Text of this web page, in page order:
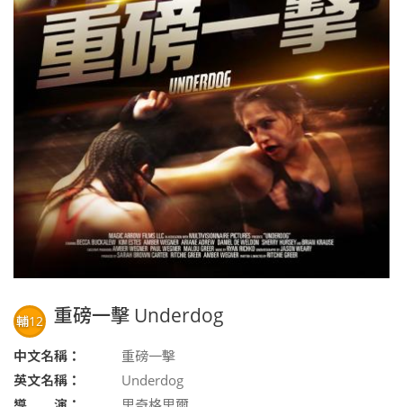
輔12 重磅一擊 Underdog
中文名稱：
重磅一擊
英文名稱：
Underdog